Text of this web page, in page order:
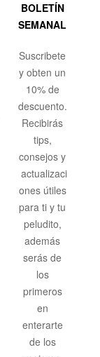
BOLETÍN
SEMANAL
Suscribete
y obten un
10% de
descuento.
Recibirás
tips,
consejos y
actualizaci
ones útiles
para ti y tu
peludito,
además
serás de
los
primeros
en
enterarte
de los